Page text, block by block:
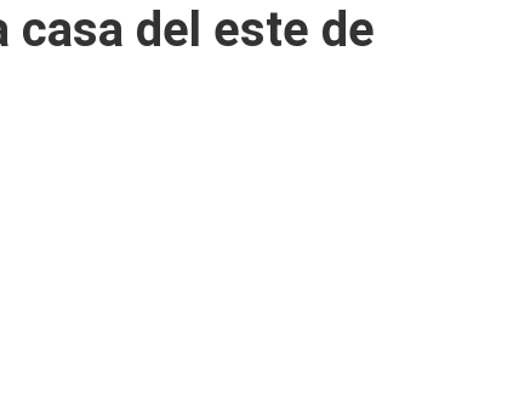
casa del este de